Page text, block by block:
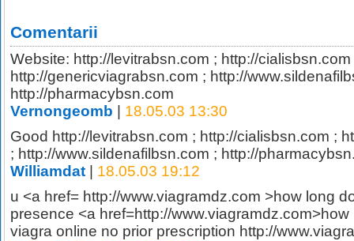
Comentarii
Website: http://levitrabsn.com ; http://cialisbsn.com
http://genericviagrabsn.com ; http://
http://pharmacybsn.com
Vernongeomb
18.05.03 13:30
Good http://levitrabsn.com ; http://cialisbsn.com ;
; http://www.sildenafilbsn.com ; http://
Williamdat
18.05.03 19:12
u <a href= http://www.viagramdz.com >how long
presence <a href=http://
viagra online no prior prescription http://